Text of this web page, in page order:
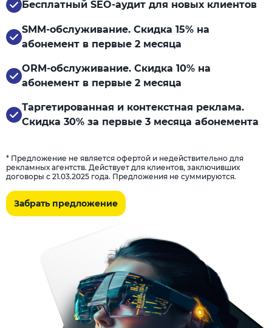
Бесплатный SEO-аудит для новых клиентов
SMM-обслуживание. Скидка 15% на
абонемент в первые 2 месяца
ORM-обслуживание. Скидка 10% на
абонемент в первые 2 месяца
Таргетированная и контекстная реклама.
Скидка 30% за первые 3 месяца абонемента
* Предложение не является офертой и недействительно для
рекламных агентств. Действует для клиентов, заключивших
договоры с 21.03.2025 года. Предложения не суммируются.
Забрать предложение